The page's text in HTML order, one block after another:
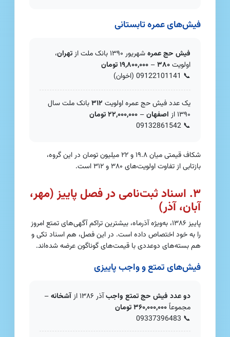
فیش‌های عمره تابستانی
فیش حج عمرهشهریور ۱۳۹۰ بانک ملت از تهران،
اولویت۳۸۰– ۱۹,۸۰۰,۰۰۰ تومان
📞
09122101141 (اخوان)
یک عدد فیش حج عمره اولویت ۳۱۲بانک ملت سال
۱۳۹۰ از
اصفهان– ۲۲,۰۰۰,۰۰۰ تومان
📞
09132861542
شکاف قیمتی میان ۱۹.۸ و ۲۲ میلیون تومان در این گروه،
بازتابی از تفاوت اولویت‌های ۳۸۰ و ۳۱۲ است.
۳. اسناد ثبت‌نامی در فصل پاییز (مهر،
آبان، آذر)
پاییز ۱۳۸۶، به‌ویژه آذرماه، بیشترین تراکم آگهی‌های تمتع امروز
را به خود اختصاص داده است. در این فصل، هم اسناد تکی و
هم بسته‌های دوعددی با قیمت‌های گوناگون عرضه شده‌اند.
فیش‌های تمتع و واجب پاییزی
دو عدد فیش حج تمتع واجبآذر ۱۳۸۶ از آشخانه–
مجموعاً۳۶۰,۰۰۰,۰۰۰ تومان
📞
09337396483